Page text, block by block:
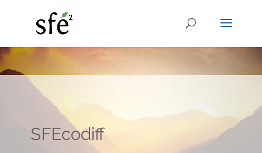
SFEcodiff